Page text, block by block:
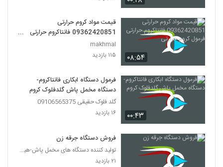
۰۸:۵۴
قیمت مواد کروم حرارتی
09362420851 فانتاکروم حرارتی
فرمول کروم حرارتی
makhmal
۱۱۵ بازدید
۰۰:۴۳
فرمول دستگاه ابکاری فانتاکروم-
دستگاه مخمل پاش گلدفلوک کروم
گلد فلوک حقیقی 09106565375
۱۶ بازدید
فروش دستگاه جرقه زن
تولید کننده دستگاه های مخمل پاش-هیدروگرافیک-ابکاری
۲۱ بازدید